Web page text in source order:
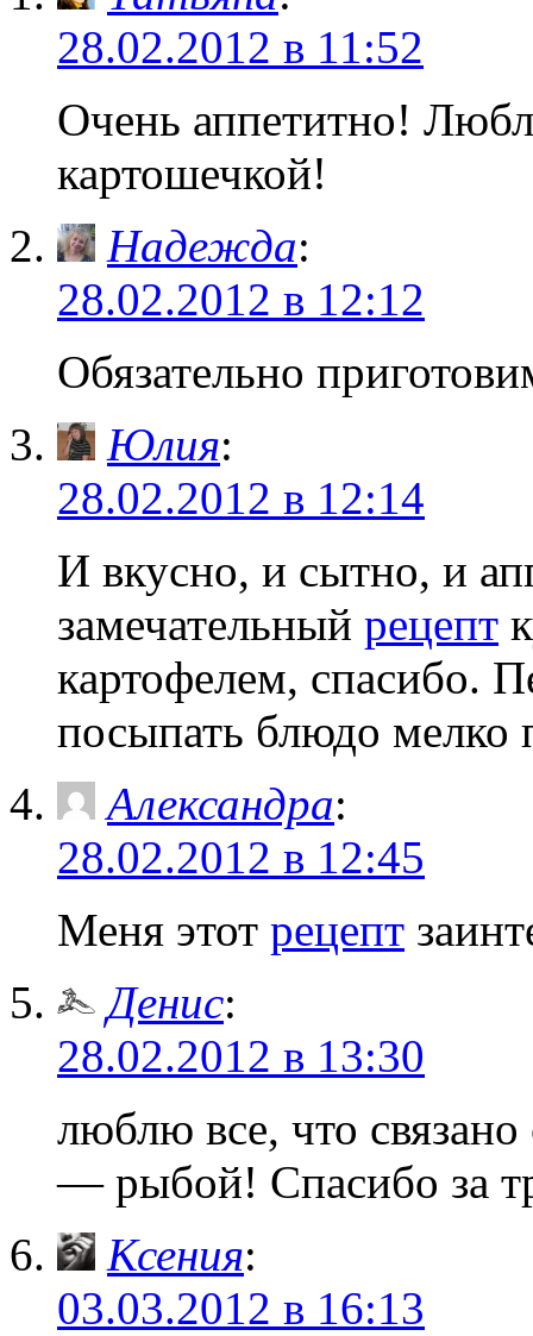
28.02.2012 в 11:52
Очень аппетитно!
картошечкой!
Надежда:
28.02.2012 в 12:12
Обязательно
Юлия:
28.02.2012 в 12:14
И вкусно, и сытно, и
замечательный рецепт
картофелем, спасибо.
посыпать блюдо мелко
Александра:
28.02.2012 в 12:45
Меня этот рецепт
Денис:
28.02.2012 в 13:30
люблю все, что
— рыбой! Спасибо за
Ксения:
03.03.2012 в 16:13